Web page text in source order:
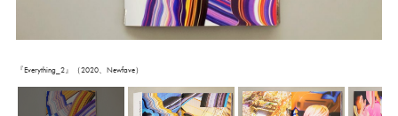
『Everything_2』（2020、Newfave）